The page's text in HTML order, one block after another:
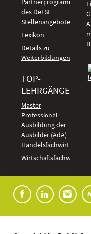
Partnerprogramm
des DeLSt
Stellenangebote
Lexikon
Details zu
Weiterbildungen
TOP-
LEHRGÄNGE
Master
Professional
Ausbildung der
Ausbilder (AdA)
Handelsfachwirt
Wirtschaftsfachwirt